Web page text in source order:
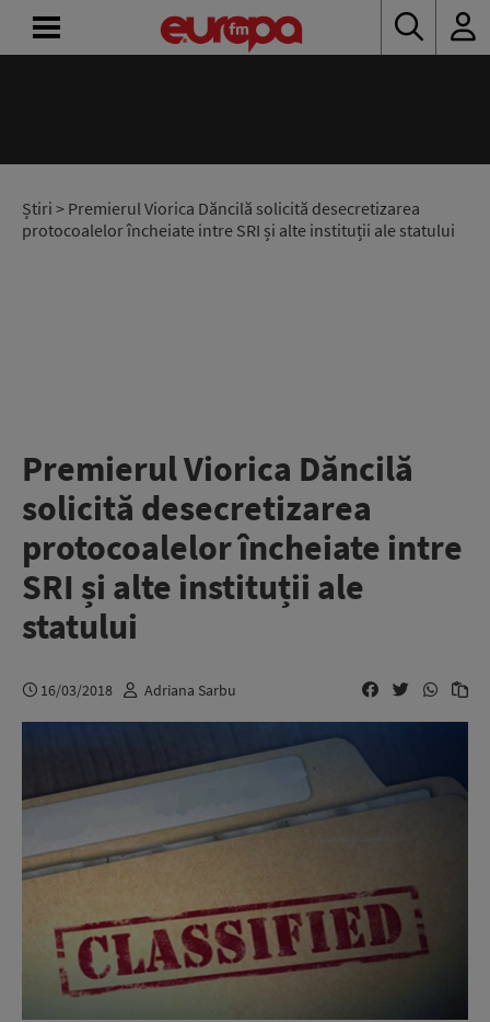
Știri > Premierul Viorica Dăncilă solicită desecretizarea
protocoalelor încheiate intre SRI și alte instituții ale statului
Premierul Viorica Dăncilă
solicită desecretizarea
protocoalelor încheiate intre
SRI și alte instituții ale
statului
16/03/2018 Adriana Sarbu
RADIO